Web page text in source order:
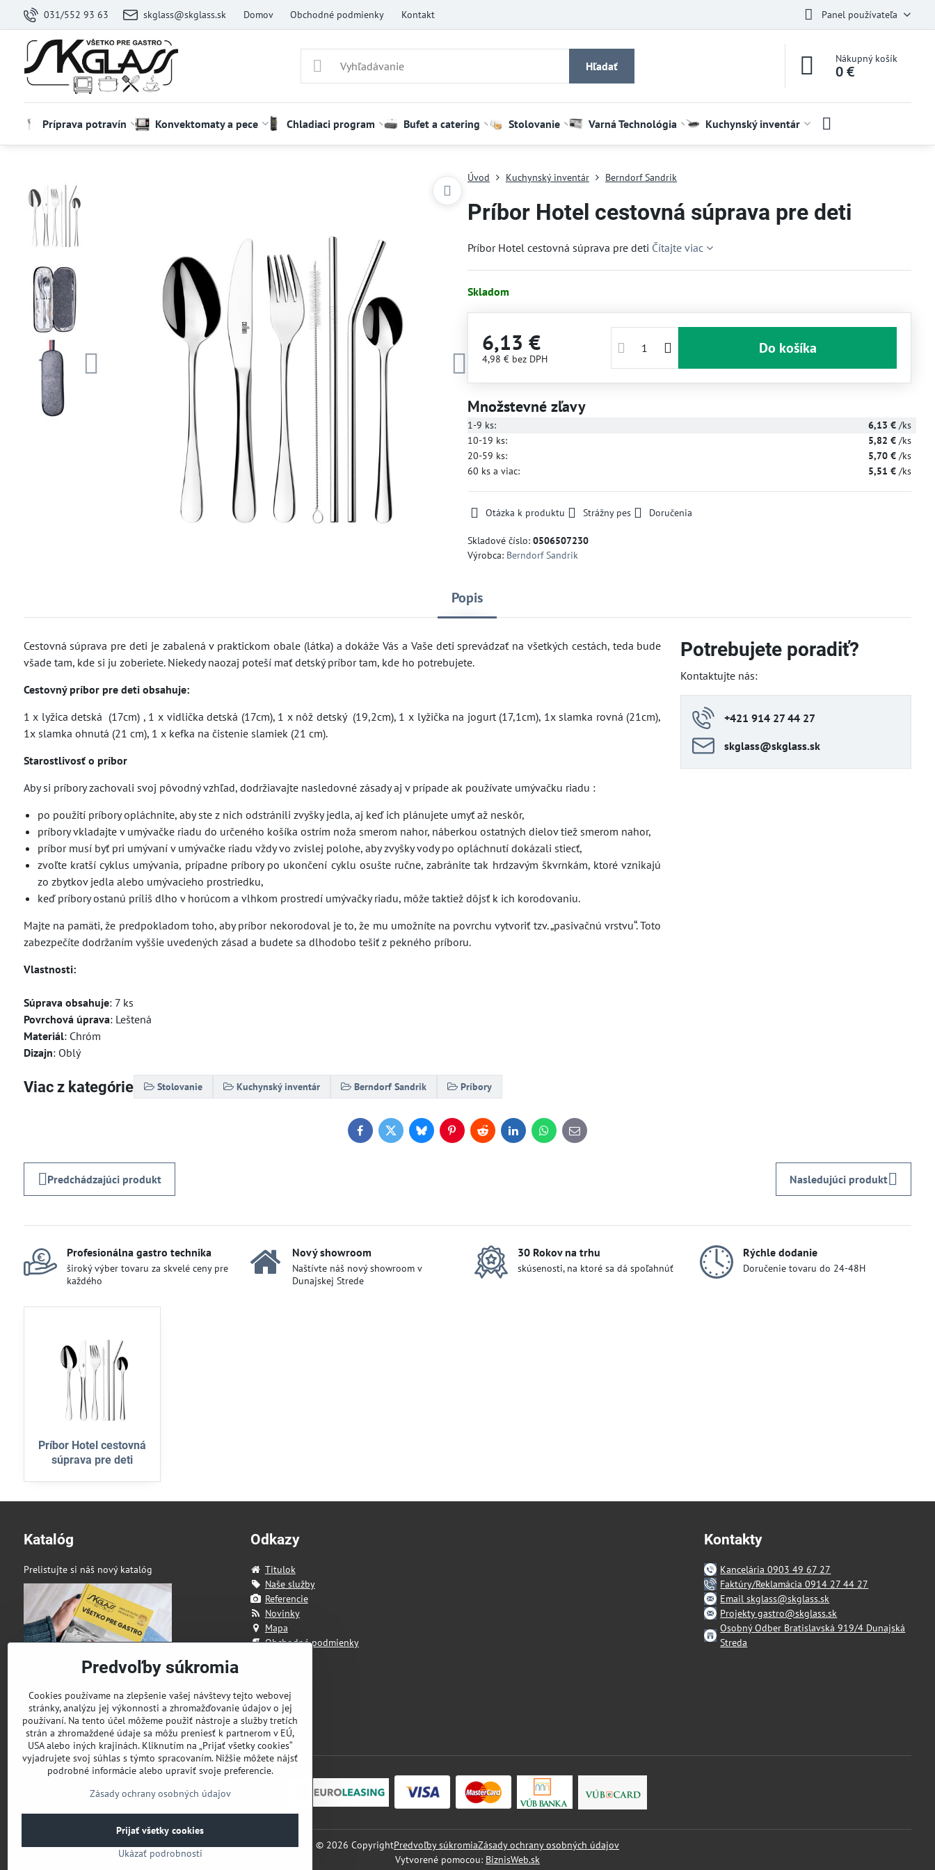
031/552 93 63 skglass@skglass.sk Domov Obchodné podmienky Kontakt Panel používateľa
Hľadať
Nákupný košík
0 €
Príprava potravín Konvektomaty a pece Chladiaci program Bufet a catering Stolovanie Varná Technológia Kuchynský inventár
Úvod Kuchynský inventár Berndorf Sandrik
Príbor Hotel cestovná súprava pre deti
Príbor Hotel cestovná súprava pre deti Čítajte viac
Skladom
6,13 €
4,98 € bez DPH
Do košíka
Množstevné zľavy
1-9 ks: 6,13 € /ks
10-19 ks: 5,82 € /ks
20-59 ks: 5,70 € /ks
60 ksa viac: 5,51 € /ks
Otázka k produktu Strážny pes Doručenia
Skladové číslo: 0506507230
Výrobca: Berndorf Sandrik
Popis
Cestovná súprava pre deti je zabalená v praktickom obale (látka) a dokáže Vás a Vaše deti sprevádzať na všetkých cestách, teda bude
všade tam, kde si ju zoberiete. Niekedy naozaj poteší mať detský príbor tam, kde ho potrebujete.
Cestovný príbor pre deti obsahuje:
1 x lyžica detská (17cm) , 1 x vidlička detská (17cm), 1 x nôž detský (19,2cm), 1 x lyžička na jogurt (17,1cm), 1x slamka rovná (21cm),
1x slamka ohnutá (21 cm), 1 x kefka na čistenie slamiek (21 cm).
Starostlivosť o príbor
Aby si príbory zachovali svoj pôvodný vzhľad, dodržiavajte nasledovné zásady aj v prípade ak používate umývačku riadu :
po použití príbory opláchnite, aby ste z nich odstránili zvyšky jedla, aj keď ich plánujete umyť až neskôr,
príbory vkladajte v umývačke riadu do určeného košíka ostrím noža smerom nahor, náberkou ostatných dielov tiež smerom nahor,
príbor musí byť pri umývaní v umývačke riadu vždy vo zvislej polohe, aby zvyšky vody po opláchnutí dokázali stiecť,
zvoľte kratší cyklus umývania, prípadne príbory po ukončení cyklu osušte ručne, zabránite tak hrdzavým škvrnkám, ktoré vznikajú
zo zbytkov jedla alebo umývacieho prostriedku,
keď príbory ostanú príliš dlho v horúcom a vlhkom prostredí umývačky riadu, môže taktiež dôjsť k ich korodovaniu.
Majte na pamäti, že predpokladom toho, aby príbor nekorodoval je to, že mu umožníte na povrchu vytvoriť tzv. „pasivačnú vrstvu“. Toto
zabezpečíte dodržaním vyššie uvedených zásad a budete sa dlhodobo tešiť z pekného príboru.
Vlastnosti:
Súprava obsahuje: 7 ks
Povrchová úprava: Leštená
Materiál: Chróm
Dizajn: Oblý
Viac z kategórie Stolovanie Kuchynský inventár Berndorf Sandrik Príbory
Potrebujete poradiť?
Kontaktujte nás:
+421 914 27 44 27
skglass​@skglass​.sk
FacebookTwitterBlueskyPinterestRedditLinkedInWhatsApp
E-
mail
Predchádzajúci produkt Nasledujúci produkt
Profesionálna gastro technika
široký výber tovaru za skvelé ceny pre
každého
Nový showroom
Naštívte náš nový showroom v
Dunajskej Strede
30 Rokov na trhu
skúsenosti, na ktoré sa dá spoľahnúť
Rýchle dodanie
Doručenie tovaru do 24-48H
Príbor Hotel cestovná
súprava pre deti
Katalóg
Prelistujte si náš nový katalóg
Odkazy
Titulok
Naše služby
Referencie
Novinky
Mapa
Obchodné podmienky
Kontakty
Kancelária 0903 49 67 27
Faktúry/Reklamácia 0914 27 44 27
Email skglass@skglass.sk
Projekty gastro@skglass.sk
Osobný Odber Bratislavská 919/4 Dunajská
Streda
© 2026 CopyrightPredvoľby súkromiaZásady ochrany osobných údajov
Vytvorené pomocou: BiznisWeb.sk
Predvoľby súkromia
Cookies používame na zlepšenie vašej návštevy tejto webovej
stránky, analýzu jej výkonnosti a zhromažďovanie údajov o jej
používaní. Na tento účel môžeme použiť nástroje a služby tretích
strán a zhromaždené údaje sa môžu preniesť k partnerom v EÚ,
USA alebo iných krajinách. Kliknutím na „Prijať všetky cookies“
vyjadrujete svoj súhlas s týmto spracovaním. Nižšie môžete nájsť
podrobné informácie alebo upraviť svoje preferencie.
Zásady ochrany osobných údajov
Ukázať podrobnosti
Prijať všetky cookies